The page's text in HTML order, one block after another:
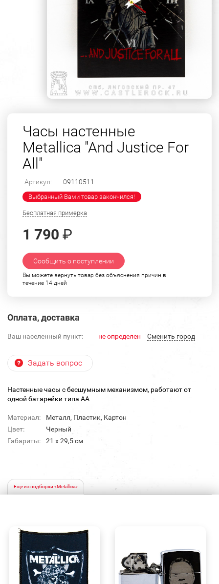
Часы настенные
Metallica "And Justice For
All"
Артикул: 09110511
Выбранный Вами товар закончился!
Бесплатная примерка
1 790 ₽
Сообщить о поступлении
Вы можете вернуть товар без объяснения причин в
течение 14 дней
Оплата, доставка
Ваш населенный пункт: не определен Cменить город
Задать вопрос
Настенные часы с бесшумным механизмом, работают от
одной батарейки типа АА
Материал:
Металл, Пластик, Картон
Цвет:
Черный
Габариты:
21 х 29,5 см
Еще из подборки «Metallica»